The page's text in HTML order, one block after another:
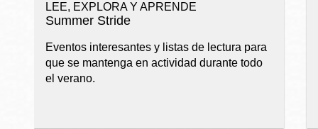
LEE, EXPLORA Y APRENDE
Summer Stride
Eventos interesantes y listas de lectura para
que se mantenga en actividad durante todo
el verano.